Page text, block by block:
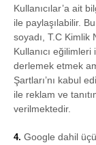
Kullanıcılar’a ait
ile paylaşılabilir.
soyadı, T.C
Kullanıcı
derlemek etmek
Şartları’nı kabul
ile reklam ve
verilmektedir.
4. Google dahil